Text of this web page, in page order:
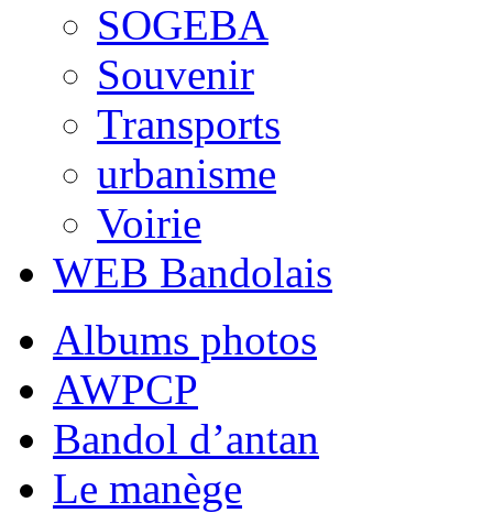
SOGEBA
Souvenir
Transports
urbanisme
Voirie
WEB Bandolais
Albums photos
AWPCP
Bandol d’antan
Le manège